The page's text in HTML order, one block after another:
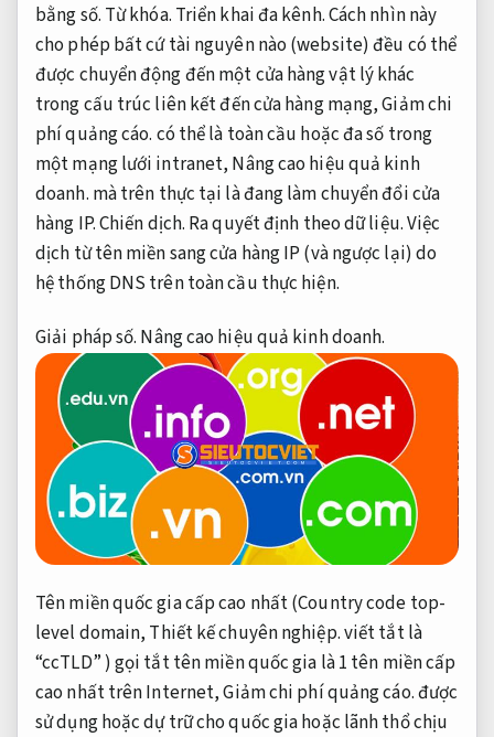
bằng số. Từ khóa. Triển khai đa kênh.Cách nhìn này
cho phép bất cứ tài nguyên nào (website) đều có thể
được chuyển động đến một cửa hàng vật lý khác
trong cấu trúc liên kết đến cửa hàng mạng,Giảm chi
phí quảng cáo. có thể là toàn cầu hoặc đa số trong
một mạng lưới intranet, Nâng cao hiệu quả kinh
doanh. mà trên thực tại là đang làm chuyển đổi cửa
hàng IP.Chiến dịch. Ra quyết định theo dữ liệu.Việc
dịch từ tên miền sang cửa hàng IP (và ngược lại) do
hệ thống DNS trên toàn cầu thực hiện.
Giải pháp số. Nâng cao hiệu quả kinh doanh.
Tên miền quốc gia cấp cao nhất (Country code top-
level domain, Thiết kế chuyên nghiệp.viết tắt là
“ccTLD” ) gọi tắt tên miền quốc gia là 1 tên miền cấp
cao nhất trên Internet,Giảm chi phí quảng cáo.được
sử dụng hoặc dự trữ cho quốc gia hoặc lãnh thổ chịu